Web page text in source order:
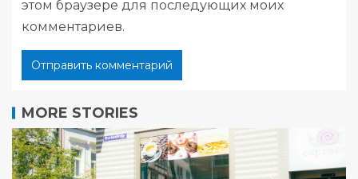
этом браузере для последующих моих
комментариев.
MORE STORIES